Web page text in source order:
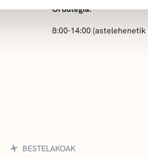
Ordutegia:
8:00-14:00
BESTELAKOAK